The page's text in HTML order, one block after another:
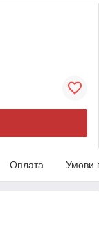
Оплата Умови